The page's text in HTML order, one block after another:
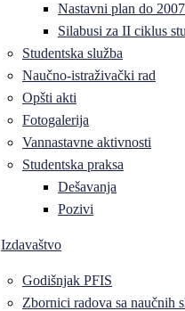
Nastavni plan do
Silabusi za II ciklus
Studentska služba
Naučno-istraživački rad
Opšti akti
Fotogalerija
Vannastavne aktivnosti
Studentska praksa
Dešavanja
Pozivi
Izdavaštvo
Godišnjak PFIS
Zbornici radova sa naučnih